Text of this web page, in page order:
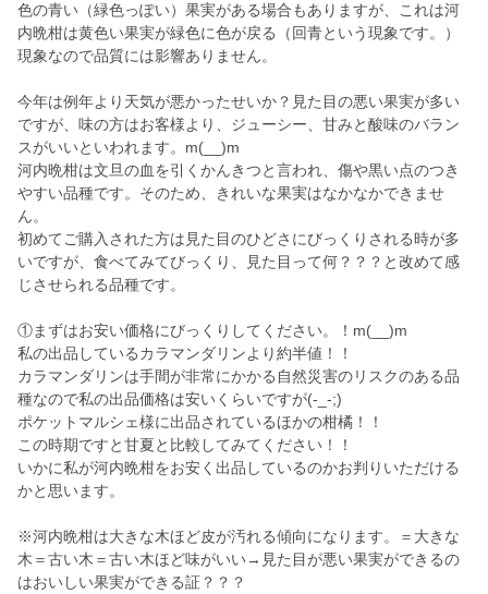
色の青い（緑色っぽい）果実がある場合もありますが、これは河
内晩柑は黄色い果実が緑色に色が戻る（回青という現象です。）
現象なので品質には影響ありません。
今年は例年より天気が悪かったせいか？見た目の悪い果実が多い
ですが、味の方はお客様より、ジューシー、甘みと酸味のバラン
スがいいといわれます。m(__)m
河内晩柑は文旦の血を引くかんきつと言われ、傷や黒い点のつき
やすい品種です。そのため、きれいな果実はなかなかできませ
ん。
初めてご購入された方は見た目のひどさにびっくりされる時が多
いですが、食べてみてびっくり、見た目って何？？？と改めて感
じさせられる品種です。
①まずはお安い価格にびっくりしてください。！m(__)m
私の出品しているカラマンダリンより約半値！！
カラマンダリンは手間が非常にかかる自然災害のリスクのある品
種なので私の出品価格は安いくらいですが(-_-;)
ポケットマルシェ様に出品されているほかの柑橘！！
この時期ですと甘夏と比較してみてください！！
いかに私が河内晩柑をお安く出品しているのかお判りいただける
かと思います。
※河内晩柑は大きな木ほど皮が汚れる傾向になります。＝大きな
木＝古い木＝古い木ほど味がいい→見た目が悪い果実ができるの
はおいしい果実ができる証？？？